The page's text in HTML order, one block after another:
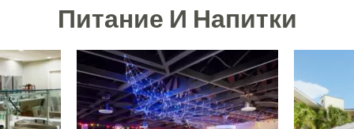
Питание И Напитки